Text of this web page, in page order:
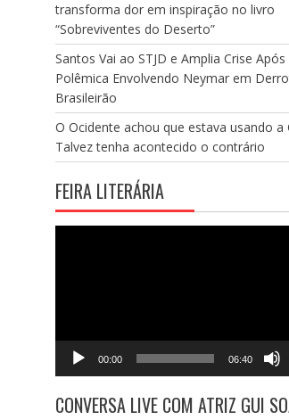
transforma dor em inspiração no livro
“Sobreviventes do Deserto”
Santos Vai ao STJD e Amplia Crise Após
Polêmica Envolvendo Neymar em
Brasileirão
O Ocidente achou que estava usando a
Talvez tenha acontecido o contrário
FEIRA LITERÁRIA
00:00 06:40
CONVERSA LIVE COM ATRIZ GUI